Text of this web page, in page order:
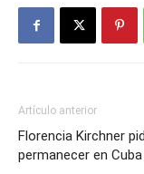
Artículo anterior
Florencia Kirchner
permanecer en Cuba